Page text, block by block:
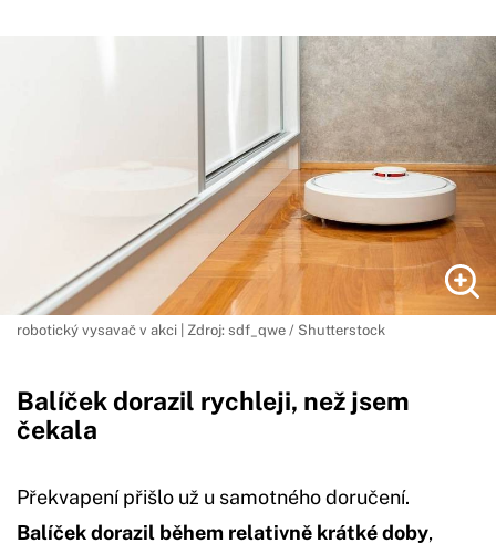
robotický vysavač v akci | Zdroj: sdf_qwe / Shutterstock
Balíček dorazil rychleji, než jsem
čekala
Překvapení přišlo už u samotného doručení.
Balíček dorazil během relativně krátké doby,